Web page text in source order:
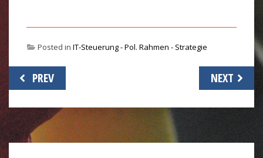
Posted in IT-Steuerung - Pol. Rahmen - Strategie
Beitragsnavigation
PREV NEXT